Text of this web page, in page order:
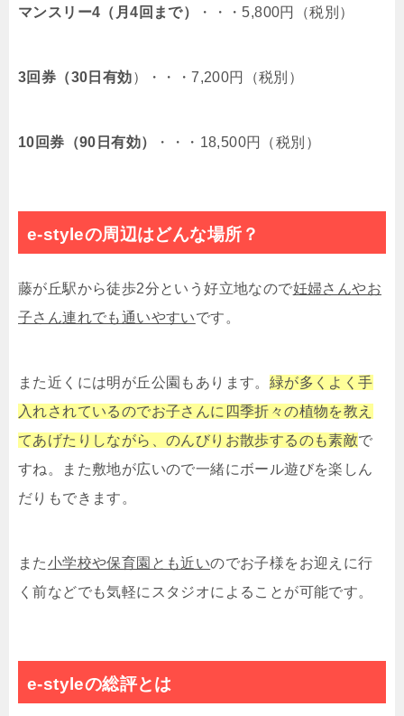
マンスリー4（月4回まで） ・・・5,800円（税別）
3回券（30日有効）・・・7,200円（税別）
10回券（90日有効） ・・・18,500円（税別）
e-styleの周辺はどんな場所？
藤が丘駅から徒歩2分という好立地なので妊婦さんやお
子さん連れでも通いやすいです。
また近くには明が丘公園もあります。 緑が多くよく手
入れされているのでお子さんに四季折々の植物を教え
てあげたりしながら、のんびりお散歩するのも素敵で
すね。また敷地が広いので一緒にボール遊びを楽しん
だりもできます。
また小学校や保育園とも近いのでお子様をお迎えに行
く前などでも気軽にスタジオによることが可能です。
e-styleの総評とは